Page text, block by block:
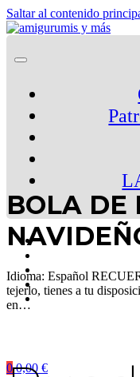
Saltar al contenido
0 0,00 €
BOLA DE
Idioma: Español
tejerlo, tienes a tu
en…